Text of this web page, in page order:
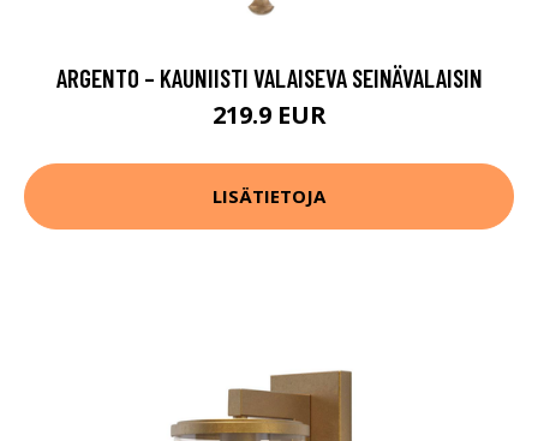
ARGENTO – KAUNIISTI VALAISEVA SEINÄVALAISIN
219.9 EUR
LISÄTIETOJA